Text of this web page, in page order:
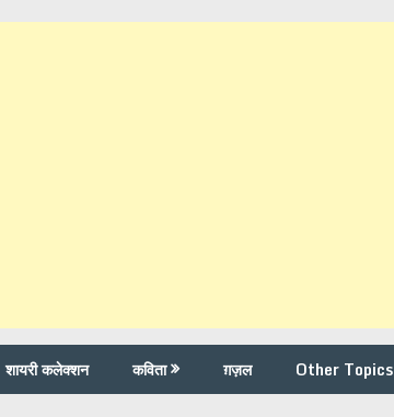
शायरी कलेक्शन कविता ग़ज़ल Other Topics